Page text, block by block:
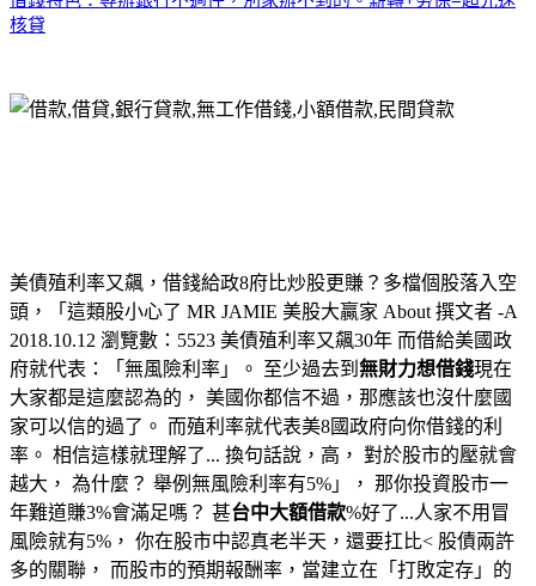
核貸
美債殖利率又飆，借錢給政8府比炒股更賺？多檔個股落入空
頭，「這類股小心了 MR JAMIE 美股大贏家 About 撰文者 -A
2018.10.12 瀏覽數：5523 美債殖利率又飆30年 而借給美國政
府就代表：「無風險利率」。 至少過去到 無財力想借錢現在
大家都是這麼認為的， 美國你都信不過，那應該也沒什麼國
家可以信的過了。 而殖利率就代表美8國政府向你借錢的利
率。 相信這樣就理解了... 換句話說，高， 對於股市的壓就會
越大， 為什麼？ 舉例無風險利率有5%」， 那你投資股市一
年難道賺3%會滿足嗎？ 甚台中大額借款%好了...人家不用冒
風險就有5%， 你在股市中認真老半天，還要扛比< 股債兩許
多的關聯， 而股市的預期報酬率，當建立在「打敗定存」的